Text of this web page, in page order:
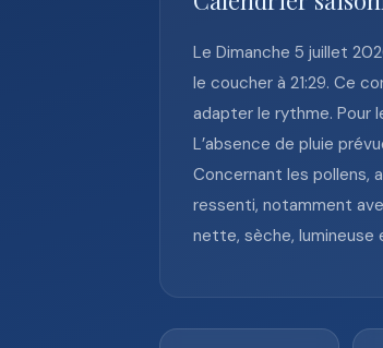
Le Dimanche 5 juillet
le coucher à 21:29. Ce
adapter le rythme. Pour
L’absence de pluie
Concernant les pollens,
ressenti, notamment
nette, sèche, lumineuse